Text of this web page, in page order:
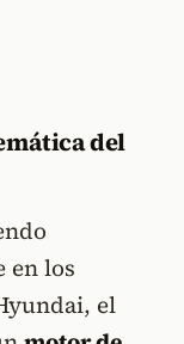
del
en los
el